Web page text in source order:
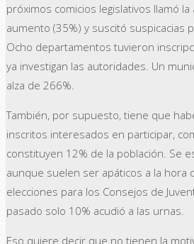
próximos comicios legislativos llamó
aumento (35%) y suscitó suspicacias
Ocho departamentos tuvieron
ya investigan las autoridades. Un
alza de 266%.
También, por supuesto, tiene que
inscritos interesados en participar,
constituyen 12% de la población. Se
aunque suelen ser apáticos a la hora
elecciones para los Consejos de
pasado solo 10% acudió a las urnas.
Eso quiere decir que no tienen la